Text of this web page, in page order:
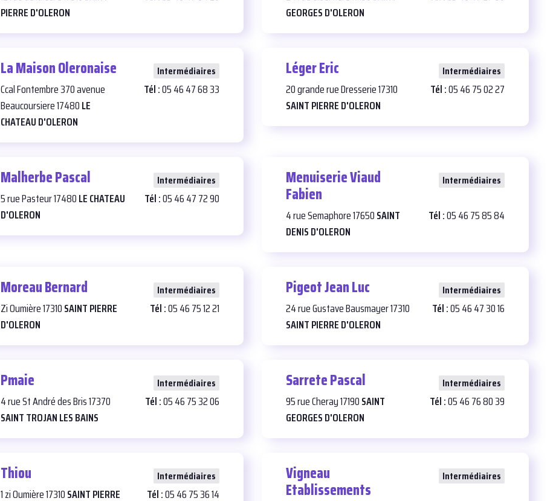
PIERRE D'OLERON
GEORGES D'OLERON
La Maison Oleronaise Intermédiaires
Ccal Fontembre 370 avenue
Beaucoursiere 17480LE
CHATEAU D'OLERON
Tél :05 46 47 68 33
Léger Eric Intermédiaires
20 grande rue Dresserie 17310
SAINT PIERRE D'OLERON
Tél :05 46 75 02 27
Malherbe Pascal Intermédiaires
5 rue Pasteur 17480LE CHATEAU
D'OLERON
Tél :05 46 47 72 90
Menuiserie Viaud
Fabien
Intermédiaires
4 rue Semaphore 17650SAINT
DENIS D'OLERON
Tél :05 46 75 85 84
Moreau Bernard Intermédiaires
Zi Oumière 17310SAINT PIERRE
D'OLERON
Tél :05 46 75 12 21
Pigeot Jean Luc Intermédiaires
24 rue Gustave Bausmayer 17310
SAINT PIERRE D'OLERON
Tél :05 46 47 30 16
Pmaie Intermédiaires
4 rue St André des Bris 17370
SAINT TROJAN LES BAINS
Tél :05 46 75 32 06
Sarrete Pascal Intermédiaires
95 rue Cheray 17190SAINT
GEORGES D'OLERON
Tél :05 46 76 80 39
Thiou Intermédiaires
1 zi Oumière 17310SAINT PIERRE Tél :05 46 75 36 14
Vigneau
Etablissements
Intermédiaires